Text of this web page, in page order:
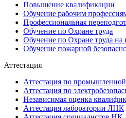
Повышение квалификации
Обучение рабочим
Профессиональная
Обучение по Охране труда
Обучение по Охране труда на
Обучение пожарной
Аттестация
Аттестация по промышленной
Аттестация по
Независимая оценка
Аттестация лаборатории ЛНК